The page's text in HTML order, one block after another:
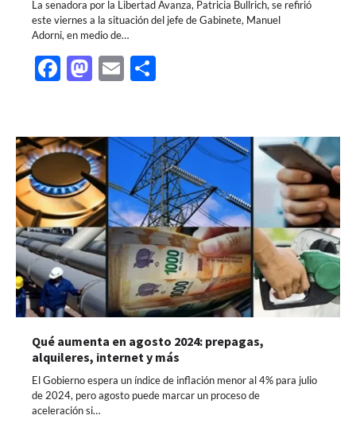
La senadora por la Libertad Avanza, Patricia Bullrich, se refirió
este viernes a la situación del jefe de Gabinete, Manuel
Adorni, en medio de…
Facebook
Mastodon
Email
Qué aumenta en agosto 2024: prepagas,
alquileres, internet y más
El Gobierno espera un índice de inflación menor al 4% para julio
de 2024, pero agosto puede marcar un proceso de
aceleración si…